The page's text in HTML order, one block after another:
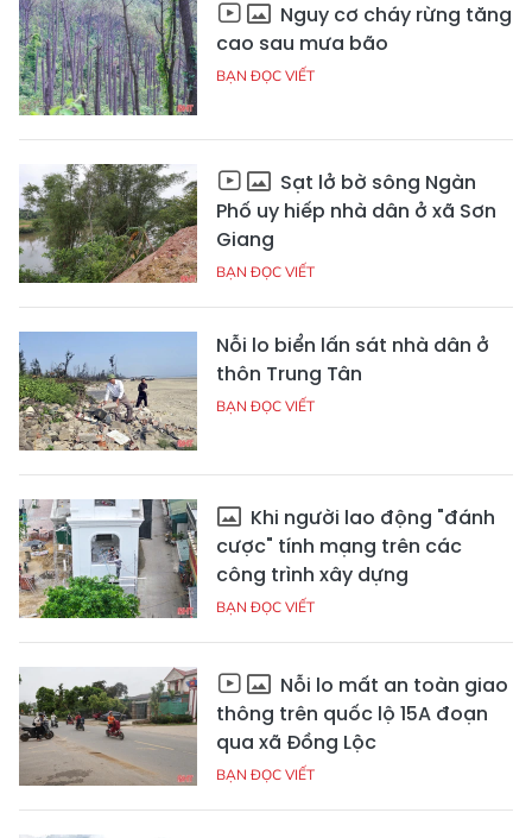
Nguy cơ cháy rừng tăng
cao sau mưa bão
BẠN ĐỌC VIẾT
Sạt lở bờ sông Ngàn
Phố uy hiếp nhà dân ở xã Sơn
Giang
BẠN ĐỌC VIẾT
Nỗi lo biển lấn sát nhà dân ở
thôn Trung Tân
BẠN ĐỌC VIẾT
Khi người lao động "đánh
cược" tính mạng trên các
công trình xây dựng
BẠN ĐỌC VIẾT
Nỗi lo mất an toàn giao
thông trên quốc lộ 15A đoạn
qua xã Đồng Lộc
BẠN ĐỌC VIẾT